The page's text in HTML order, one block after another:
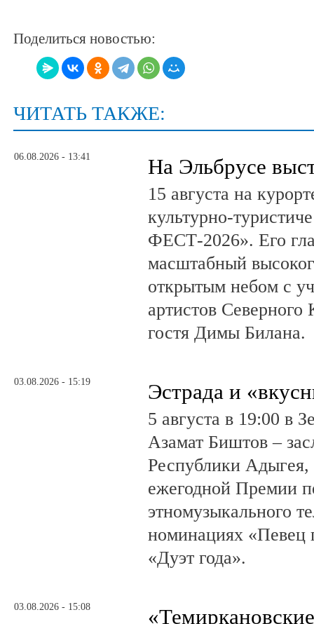
Поделиться новостью:
ЧИТАТЬ ТАКЖЕ:
06.08.2026 - 13:41 На Эльбрусе
15 августа на
культурно-
ФЕСТ-2026». Его
масштабный
открытым небом с
артистов Северного
гостя Димы Билана.
03.08.2026 - 15:19 Эстрада и
5 августа в 19:00 в
Азамат Биштов –
Республики
ежегодной Премии
этномузыкального
номинациях «Певец
«Дуэт года».
03.08.2026 - 15:08